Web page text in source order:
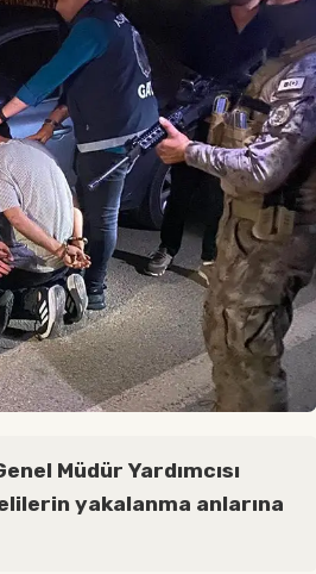
Müdür Yardımcısı
yakalanma anlarına